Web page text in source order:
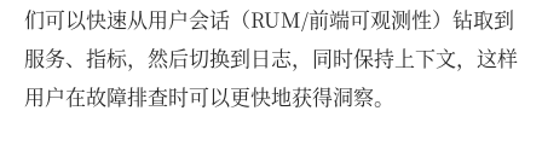
们可以快速从用户会话（RUM/前端可观测性）钻取到
服务、指标，然后切换到日志，同时保持上下文，这样
用户在故障排查时可以更快地获得洞察。